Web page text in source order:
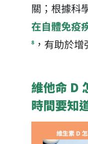
關；根據科
在自體免疫
8，有助於增
維他命 D
時間要知